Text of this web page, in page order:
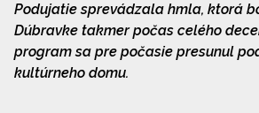
Podujatie sprevádzala hmla, ktorá
Dúbravke takmer počas celého
program sa pre počasie presunul
kultúrneho domu.